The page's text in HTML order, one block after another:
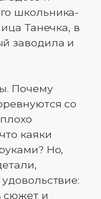
школьника-
Танечка, в
заводила и
Почему
со
каяки
Но,
сюжет и